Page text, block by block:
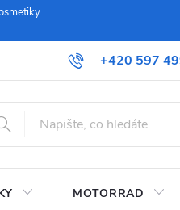
+420 597
nás Obchodní podmínky a
MOTORRAD